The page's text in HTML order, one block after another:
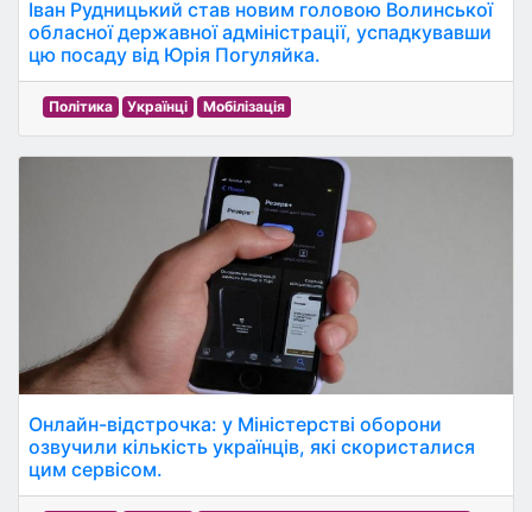
Іван Рудницький став новим головою Волинської
обласної державної адміністрації, успадкувавши
цю посаду від Юрія Погуляйка.
Політика Українці Мобілізація
Онлайн-відстрочка: у Міністерстві оборони
озвучили кількість українців, які скористалися
цим сервісом.